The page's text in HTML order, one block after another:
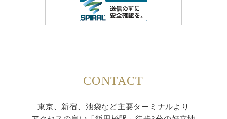
CONTACT
東京、新宿、池袋など主要ターミナルより